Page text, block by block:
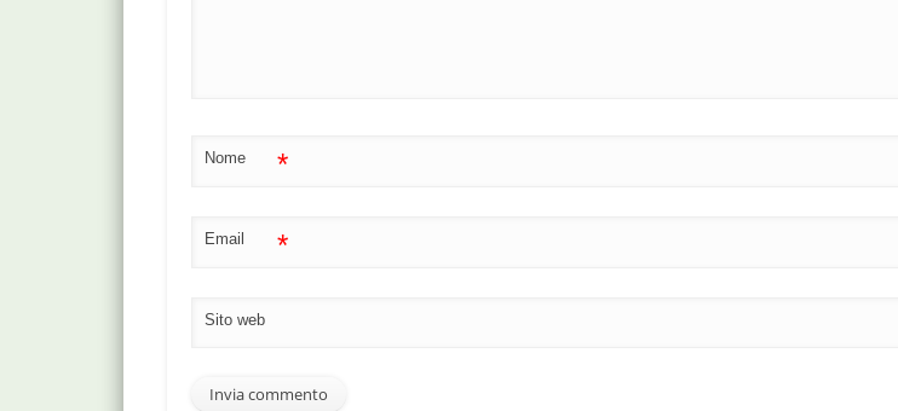
Nome *
Email *
Sito web